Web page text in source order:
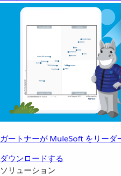
ガートナーが MuleSoft をリーダ
ダウンロードする
ソリューション